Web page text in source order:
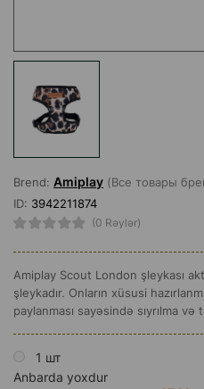
Brend: Amiplay (Все товары
ID: 3942211874
(0 Rəylər)
Amiplay Scout London şleykası
şleykadır. Onların xüsusi
paylanması sayəsində sıyrılma və
1 шт
Anbarda yoxdur